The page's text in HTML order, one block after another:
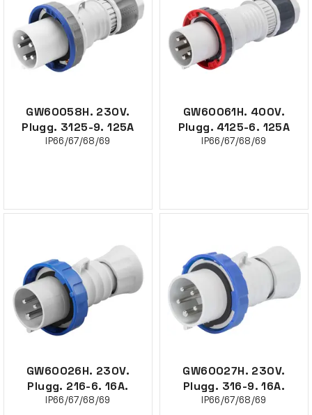
GW60058H. 230V.
Plugg. 3125-9. 125A
IP66/67/68/69
GW60061H. 400V.
Plugg. 4125-6. 125A
IP66/67/68/69
GW60026H. 230V.
Plugg. 216-6. 16A.
IP66/67/68/69
GW60027H. 230V.
Plugg. 316-9. 16A.
IP66/67/68/69